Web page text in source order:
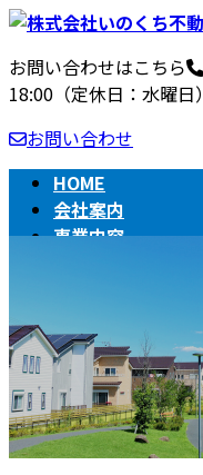
コ
テ
ン
ツ
へ
ッ
ナ
ゲ
ー
シ
ョ
移
お問い合わせはこちら
18:00（定休日：水曜日）
お問い合わせ
HOME
会社案内
事業内容